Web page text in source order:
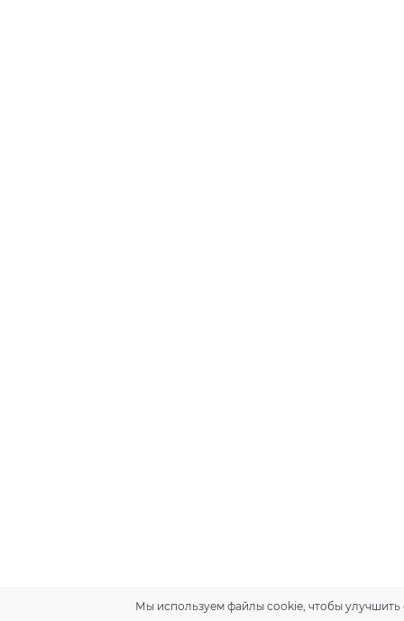
Мы используем файлы cookie, чтобы улучшить